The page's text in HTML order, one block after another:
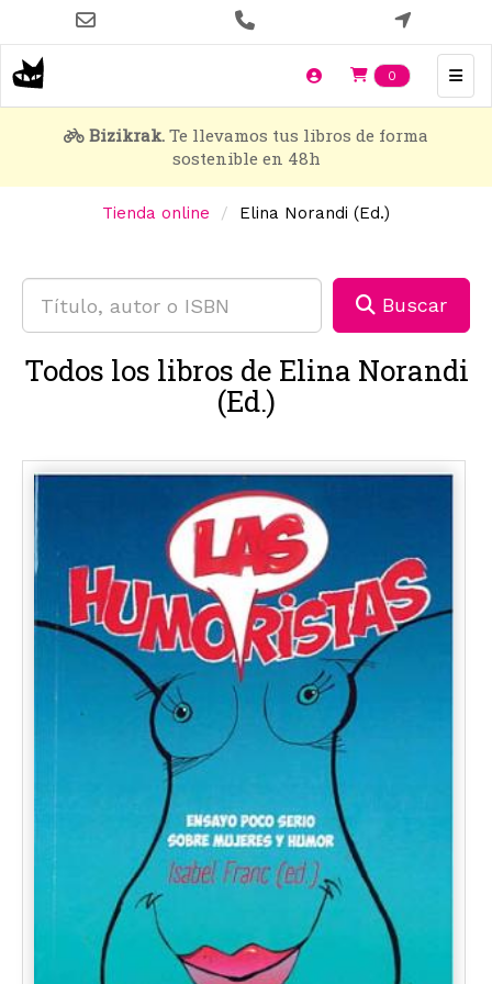
contenido
principal
0 Items en
Bizikrak. Te llevamos tus libros de forma
sostenible en 48h
Tienda online Elina Norandi (Ed.)
Buscar
Todos los libros de Elina Norandi
(Ed.)